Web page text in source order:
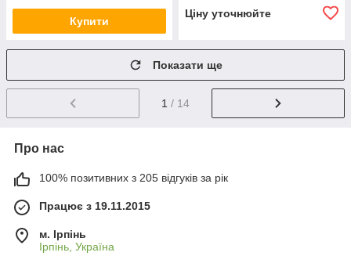
Купити
Ціну уточнюйте
Показати ще
1 / 14
Про нас
100% позитивних з 205 відгуків за рік
Працює з 19.11.2015
м. Ірпінь
Ірпінь, Україна